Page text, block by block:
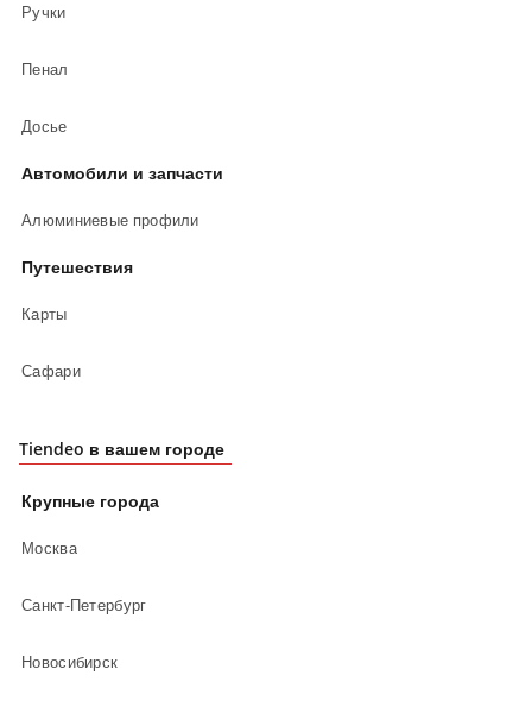
Ручки
Пенал
Досье
Автомобили и запчасти
Алюминиевые профили
Путешествия
Карты
Сафари
Tiendeo в вашем городе
Крупные города
Москва
Санкт-Петербург
Новосибирск